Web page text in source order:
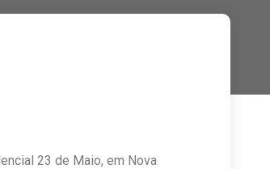
23 de Maio, em Nova